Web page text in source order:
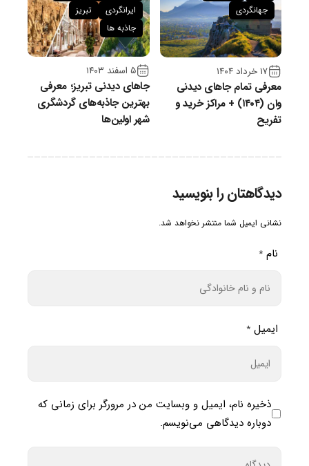
۱۷ خرداد ۱۴۰۴
معرفی تمام جاهای دیدنی
وان (۱۴۰۴) + مراکز خرید و
تفریح
جهانگردی
۵ اسفند ۱۴۰۳
جاهای دیدنی تبریز؛ معرفی
بهترین جاذبه‌های گردشگری
شهر اولین‌ها
ایرانگردی
تبریز
جاذبه ها
دیدگاهتان را بنویسید
نشانی ایمیل شما منتشر نخواهد شد.
نام *
ایمیل *
ذخیره نام، ایمیل و وبسایت من در مرورگر برای زمانی که
دوباره دیدگاهی می‌نویسم.